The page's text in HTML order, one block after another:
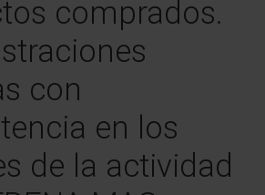
comprados.
con
en los
de la actividad